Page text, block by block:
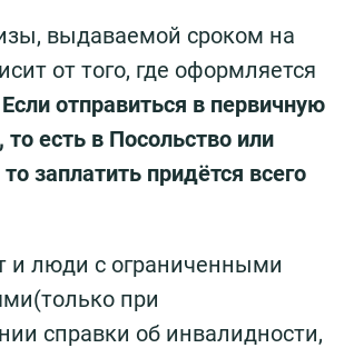
выдаваемой сроком на
от того, где оформляется
Если отправиться в первичную
есть в Посольство или
заплатить придётся всего
и люди с ограниченными
при
справки об инвалидности,